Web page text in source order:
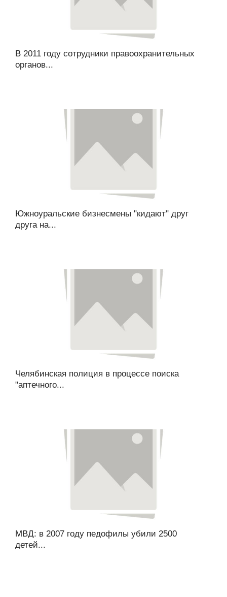
В 2011 году сотрудники правоохранительных
органов...
Южноуральские бизнесмены "кидают" друг
друга на...
Челябинская полиция в процессе поиска
"аптечного...
МВД: в 2007 году педофилы убили 2500
детей...